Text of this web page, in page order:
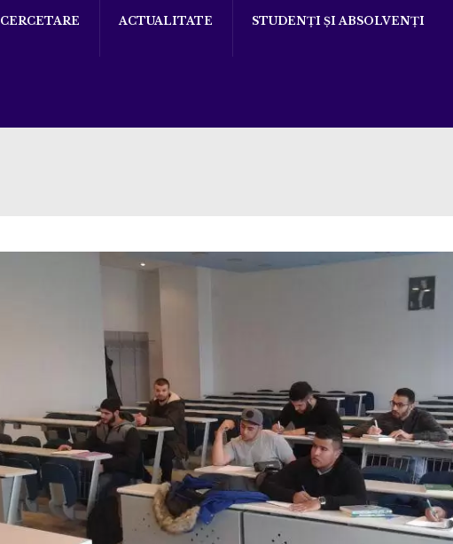
CERCETARE ACTUALITATE STUDENȚI ȘI ABSOLVENȚI